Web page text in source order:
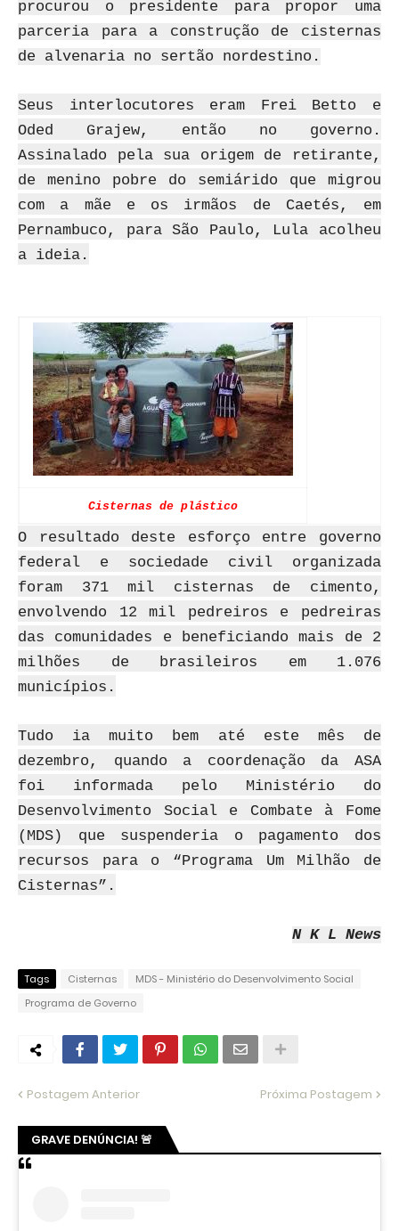
procurou o presidente para propor uma
parceria para a construção de cisternas
de alvenaria no sertão nordestino.
Seus interlocutores eram Frei Betto e
Oded Grajew, então no governo.
Assinalado pela sua origem de retirante,
de menino pobre do semiárido que migrou
com a mãe e os irmãos de Caetés, em
Pernambuco, para São Paulo, Lula acolheu
a ideia.
Cisternas de plástico
O resultado deste esforço entre governo
federal e sociedade civil organizada
foram 371 mil cisternas de cimento,
envolvendo 12 mil pedreiros e pedreiras
das comunidades e beneficiando mais de 2
milhões de brasileiros em 1.076
municípios.
Tudo ia muito bem até este mês de
dezembro, quando a coordenação da ASA
foi informada pelo Ministério do
Desenvolvimento Social e Combate à Fome
(MDS) que suspenderia o pagamento dos
recursos para o “Programa Um Milhão de
Cisternas”.
N K L News
Tags Cisternas
MDS - Ministério do Desenvolvimento Social
Programa de Governo
Postagem Anterior Próxima Postagem
GRAVE DENÚNCIA! 🚨